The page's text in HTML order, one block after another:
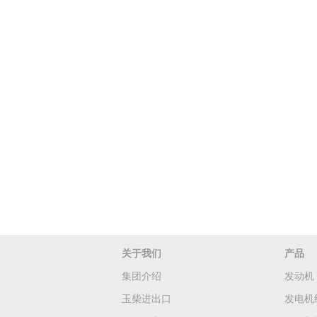
关于我们
集团介绍
玉柴进出口
产品
发动机
发电机